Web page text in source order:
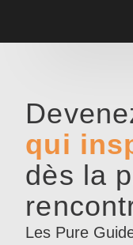
qui
dès la
Les Pure